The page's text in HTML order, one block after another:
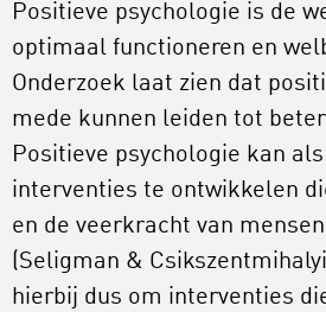
Positieve psychologie is de
optimaal functioneren en
Onderzoek laat zien dat
mede kunnen leiden tot
Positieve psychologie kan
interventies te ontwikkelen
en de veerkracht van
(Seligman &
hierbij dus om interventies